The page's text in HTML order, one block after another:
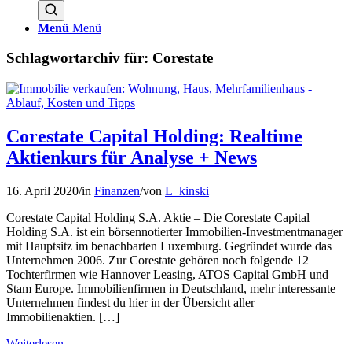
Menü Menü
Schlagwortarchiv für: Corestate
Corestate Capital Holding: Realtime
Aktienkurs für Analyse + News
16. April 2020/in Finanzen/von L_kinski
Corestate Capital Holding S.A. Aktie – Die Corestate Capital
Holding S.A. ist ein börsennotierter Immobilien-Investmentmanager
mit Hauptsitz im benachbarten Luxemburg. Gegründet wurde das
Unternehmen 2006. Zur Corestate gehören noch folgende 12
Tochterfirmen wie Hannover Leasing, ATOS Capital GmbH und
Stam Europe. Immobilienfirmen in Deutschland, mehr interessante
Unternehmen findest du hier in der Übersicht aller
Immobilienaktien. […]